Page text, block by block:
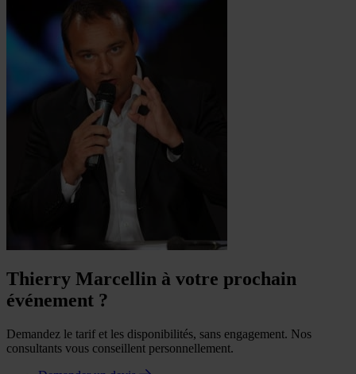
Thierry Marcellin à votre prochain
événement ?
Demandez le tarif et les disponibilités, sans engagement. Nos
consultants vous conseillent personnellement.